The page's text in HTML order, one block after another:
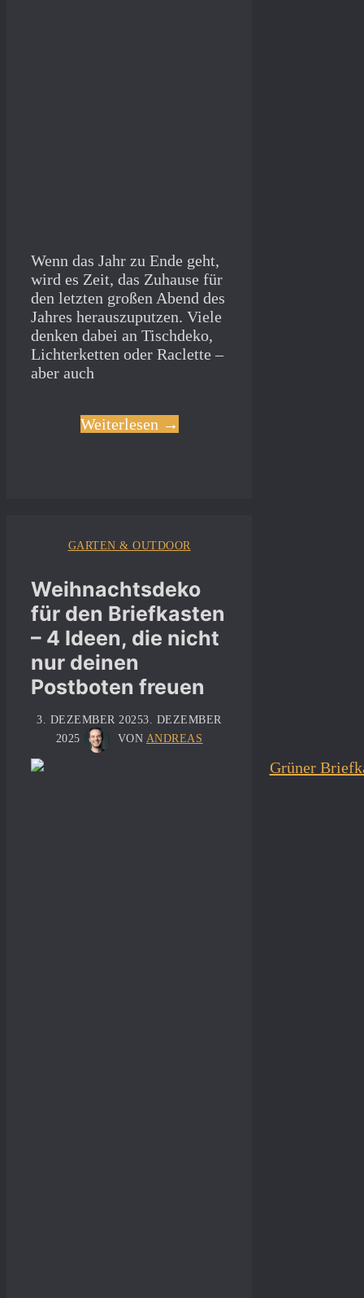
Wenn das Jahr zu Ende geht,
wird es Zeit, das Zuhause für
den letzten großen Abend des
Jahres herauszuputzen. Viele
denken dabei an Tischdeko,
Lichterketten oder Raclette –
aber auch
Weiterlesen →
GARTEN & OUTDOOR
Weihnachtsdeko
für den Briefkasten
– 4 Ideen, die nicht
nur deinen
Postboten freuen
3. DEZEMBER 20253. DEZEMBER
2025
VON ANDREAS